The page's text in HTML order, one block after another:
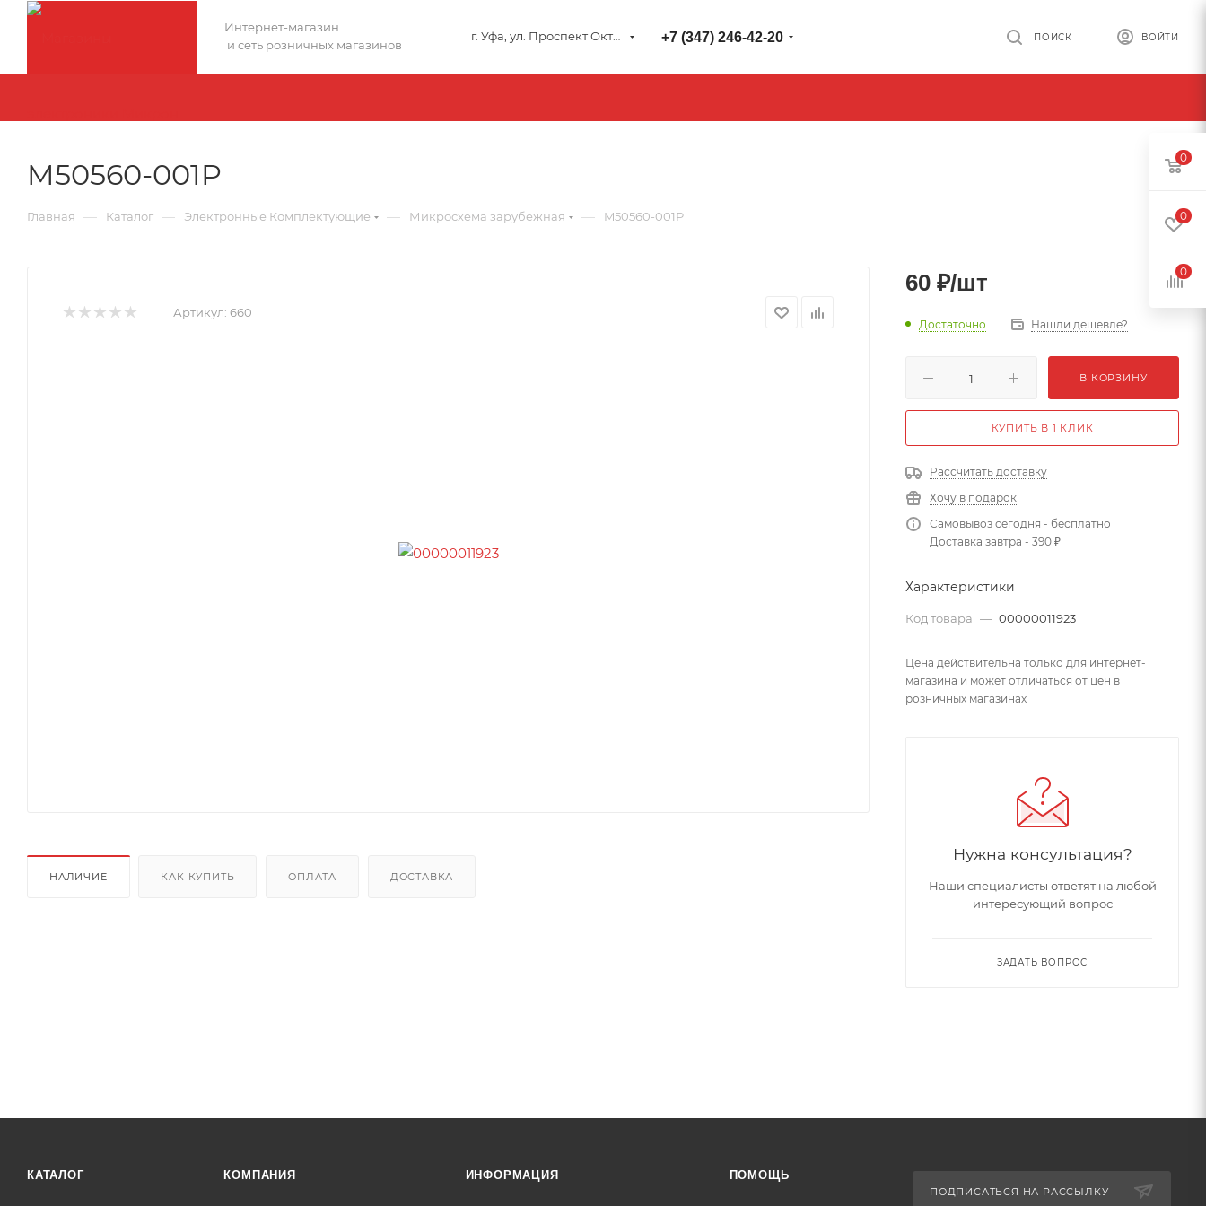
Интернет-магазин
и сеть розничных магазинов
+7 (347) 246-42-20 ВОЙТИ
ПОИСК
M50560-001P
Главная — Каталог — Электронные Комплектующие — Микросхема зарубежная — M50560-001P
Артикул: 660
НАЛИЧИЕ КАК КУПИТЬ ОПЛАТА ДОСТАВКА
60 ₽/шт
Достаточно Нашли дешевле?
В КОРЗИНУ
КУПИТЬ В 1 КЛИК
Рассчитать доставку
Хочу в подарок
Самовывоз сегодня - бесплатно
Доставка завтра - 390 ₽
Характеристики
Код товара — 00000011923
Цена действительна только для интернет-
магазина и может отличаться от цен в
розничных магазинах
Нужна консультация?
Наши специалисты ответят на любой
интересующий вопрос
ЗАДАТЬ ВОПРОС
КАТАЛОГ КОМПАНИЯ ИНФОРМАЦИЯ ПОМОЩЬ
ПОДПИСАТЬСЯ НА РАССЫЛКУ
0
0
0